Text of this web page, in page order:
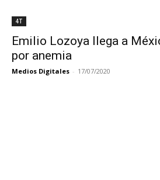
4T
Emilio Lozoya llega a
por anemia
Medios Digitales - 17/07/2020